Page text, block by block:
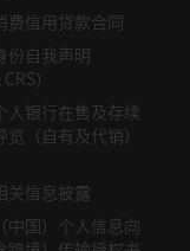
亏损风险可能是重大
期、预测、或对于结
表现的必然指标。星
信息中提及的任何证
亦不保证该等评级将
益可能会上升也可能
能会剧烈波动。股票
费信用贷款合同
份自我声明
）
人银行在售及存续
（自有及代销）
关信息披露
中国）个人信息向